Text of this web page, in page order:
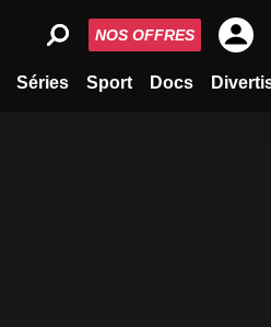
Séries Sport Docs
NOS OFFRES